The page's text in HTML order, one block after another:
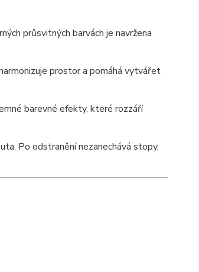
průsvitných barvách je navržena
prostor a pomáhá vytvářet
barevné efekty, které rozzáří
Po odstranění nezanechává stopy,